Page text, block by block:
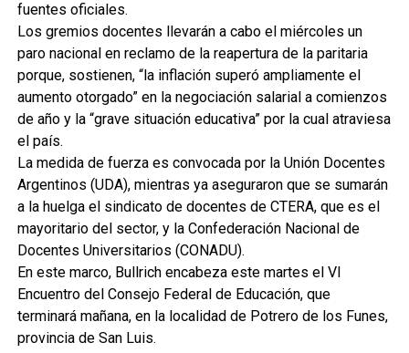
fuentes oficiales.
Los gremios docentes llevarán a cabo el miércoles un
paro nacional en reclamo de la reapertura de la paritaria
porque, sostienen, “la inflación superó ampliamente el
aumento otorgado” en la negociación salarial a comienzos
de año y la “grave situación educativa” por la cual atraviesa
el país.
La medida de fuerza es convocada por la Unión Docentes
Argentinos (UDA), mientras ya aseguraron que se sumarán
a la huelga el sindicato de docentes de CTERA, que es el
mayoritario del sector, y la Confederación Nacional de
Docentes Universitarios (CONADU).
En este marco, Bullrich encabeza este martes el VI
Encuentro del Consejo Federal de Educación, que
terminará mañana, en la localidad de Potrero de los Funes,
provincia de San Luis.